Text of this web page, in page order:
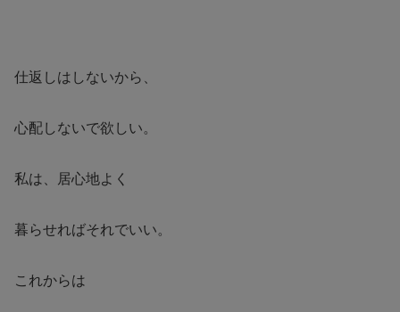
仕返しはしないから、
心配しないで欲しい。
私は、居心地よく
暮らせればそれでいい。
これからは